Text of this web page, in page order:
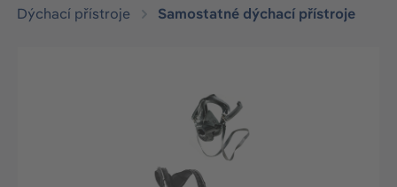
Dýchací přístroje
Samostatné dýchací přístroje